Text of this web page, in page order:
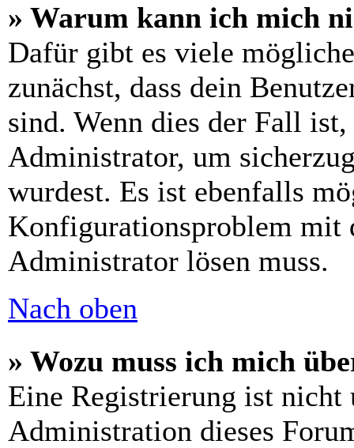
» Warum kann ich mich
Dafür gibt es viele
zunächst, dass dein
sind. Wenn dies der Fall
Administrator, um
wurdest. Es ist ebenfalls
Konfigurationsproblem mit
Administrator lösen muss.
Nach oben
» Wozu muss ich mich
Eine Registrierung ist
Administration dieses